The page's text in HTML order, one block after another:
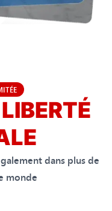
LIBERTÉ
dans plus de
monde